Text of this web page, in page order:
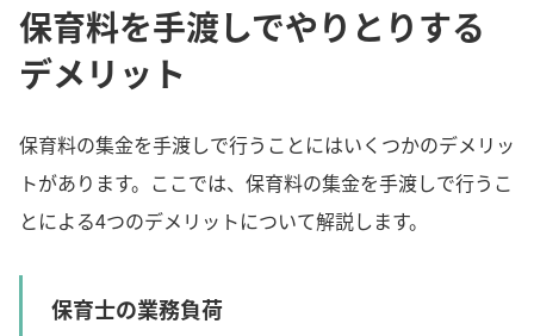
保育料を手渡しでやりとりする
デメリット
保育料の集金を手渡しで行うことにはいくつかのデメリッ
トがあります。ここでは、保育料の集金を手渡しで行うこ
とによる4つのデメリットについて解説します。
保育士の業務負荷